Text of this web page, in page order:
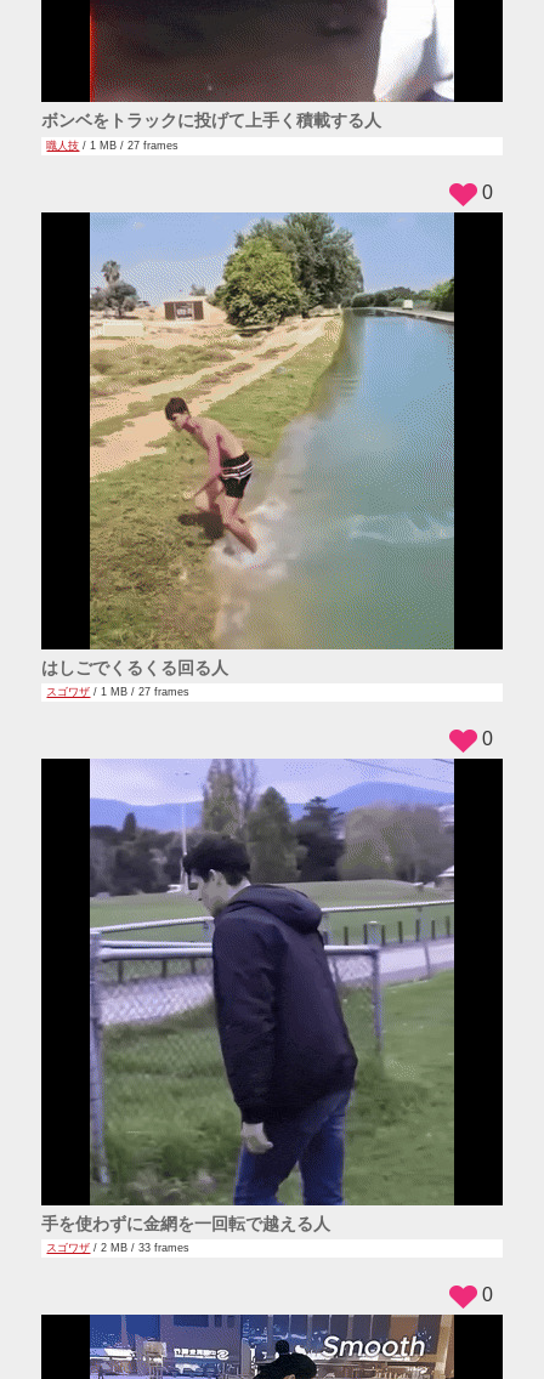
ボンベをトラックに投げて上手く積載する人
職人技 / 1 MB / 27 frames
はしごでくるくる回る人
スゴワザ / 1 MB / 27 frames
0
手を使わずに金網を一回転で越える人
スゴワザ / 2 MB / 33 frames
0
0